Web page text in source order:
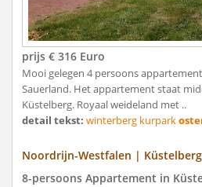
prijs € 316 Euro
Mooi gelegen 4 persoons
Sauerland. Het appartement staat
Küstelberg. Royaal weideland met ..
detail tekst: winterberg kurpark
Noordrijn-Westfalen | Küstelberg
8-persoons Appartement in